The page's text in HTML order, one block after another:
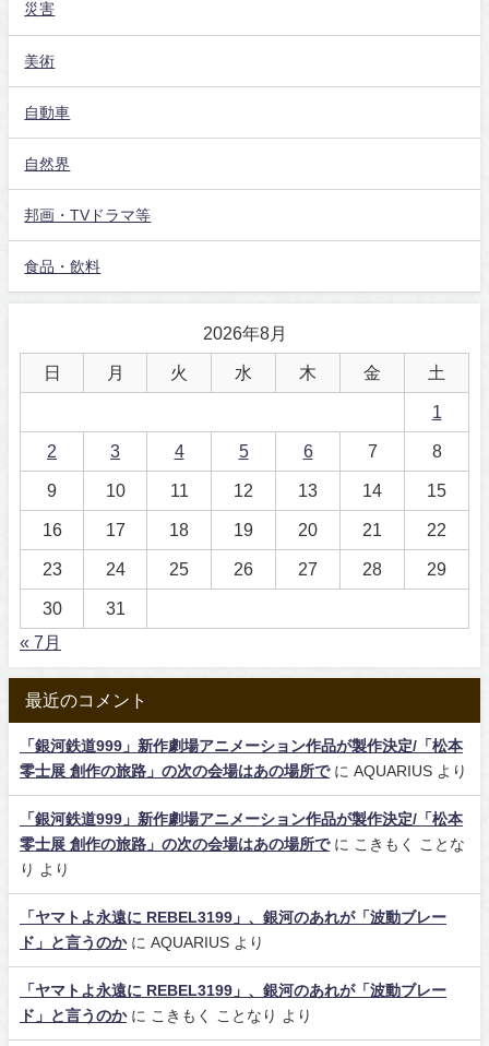
災害
美術
自動車
自然界
邦画・TVドラマ等
食品・飲料
2026年8月
日 月 火 水 木 金 土
1
2 3 4 5 6 7 8
9 10 11 12 13 14 15
16 17 18 19 20 21 22
23 24 25 26 27 28 29
30
31
« 7月
最近のコメント
「銀河鉄道999」新作劇場アニメーション作品が製作決定/「松本
零士展 創作の旅路」の次の会場はあの場所でに AQUARIUS より
「銀河鉄道999」新作劇場アニメーション作品が製作決定/「松本
零士展 創作の旅路」の次の会場はあの場所でに こきもく ことな
り
より
「ヤマトよ永遠に REBEL3199」、銀河のあれが「波動ブレー
ド」と言うのかに AQUARIUS より
「ヤマトよ永遠に REBEL3199」、銀河のあれが「波動ブレー
ド」と言うのかに こきもく ことなり より